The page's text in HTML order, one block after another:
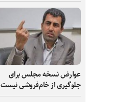
عوارض نسخه مجلس برای
جلوگیری از خام‌فروشی نیست